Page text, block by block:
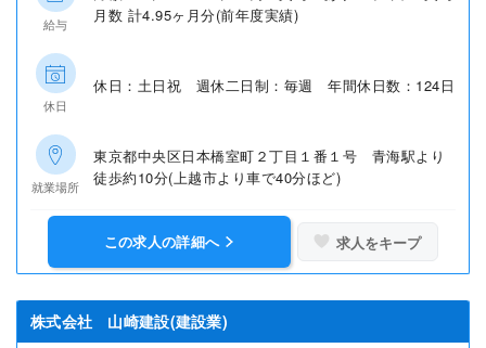
給与
月数 計4.95ヶ月分(前年度実績)
休日
休日：土日祝 週休二日制：毎週 年間休日数：124日
就業場所
東京都中央区日本橋室町２丁目１番１号 青海駅より
徒歩約10分(上越市より車で40分ほど)
この求人の詳細へ 求人をキープ
株式会社 山崎建設(建設業)